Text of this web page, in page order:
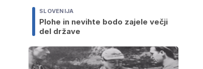
SLOVENIJA
Plohe in nevihte bodo zajele večji
del države